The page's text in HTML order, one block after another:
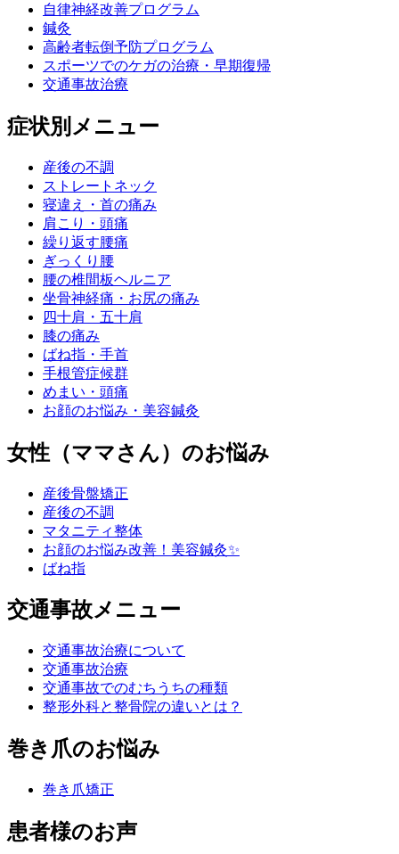
自律神経改善プログラム
鍼灸
高齢者転倒予防プログラム
スポーツでのケガの治療・早期復帰
交通事故治療
症状別メニュー
産後の不調
ストレートネック
寝違え・首の痛み
肩こり・頭痛
繰り返す腰痛
ぎっくり腰
腰の椎間板ヘルニア
坐骨神経痛・お尻の痛み
四十肩・五十肩
膝の痛み
ばね指・手首
手根管症候群
めまい・頭痛
お顔のお悩み・美容鍼灸
女性（ママさん）のお悩み
産後骨盤矯正
産後の不調
マタニティ整体
お顔のお悩み改善！美容鍼灸✨
ばね指
交通事故メニュー
交通事故治療について
交通事故治療
交通事故でのむちうちの種類
整形外科と整骨院の違いとは？
巻き爪のお悩み
巻き爪矯正
患者様のお声